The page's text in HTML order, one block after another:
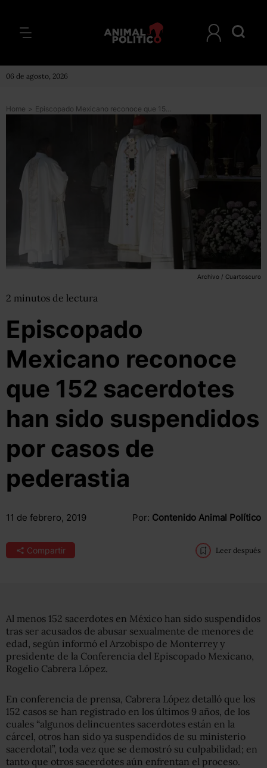
06 de agosto, 2026
Home > Episcopado Mexicano reconoce que 152 sacerdotes han sido suspendidos por casos de pederastia
Archivo / Cuartoscuro
2 minutos de lectura
Episcopado
Mexicano reconoce
que 152 sacerdotes
han sido suspendidos
por casos de
pederastia
11 de febrero, 2019 Por: Contenido Animal Político
Compartir Leer después
Al menos 152 sacerdotes en México han sido suspendidos
tras ser acusados de abusar sexualmente de menores de
edad, según informó el Arzobispo de Monterrey y
presidente de la Conferencia del Episcopado Mexicano,
Rogelio Cabrera López.
En conferencia de prensa, Cabrera López detalló que los
152 casos se han registrado en los últimos 9 años, de los
cuales “algunos delincuentes sacerdotes están en la
cárcel, otros han sido ya suspendidos de su ministerio
sacerdotal”, toda vez que se demostró su culpabilidad; en
tanto que otros sacerdotes aún enfrentan el proceso.